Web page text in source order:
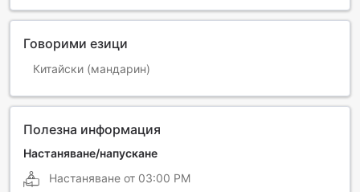
Говорими езици
Китайски (мандарин)
Полезна информация
Настаняване/напускане
Настаняване от 03:00 PM